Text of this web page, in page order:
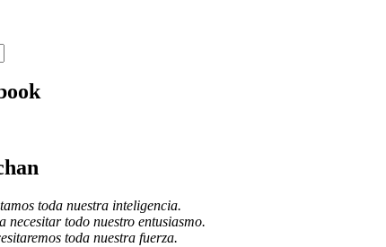
toda nuestra inteligencia.
necesitar todo nuestro entusiasmo.
toda nuestra fuerza.